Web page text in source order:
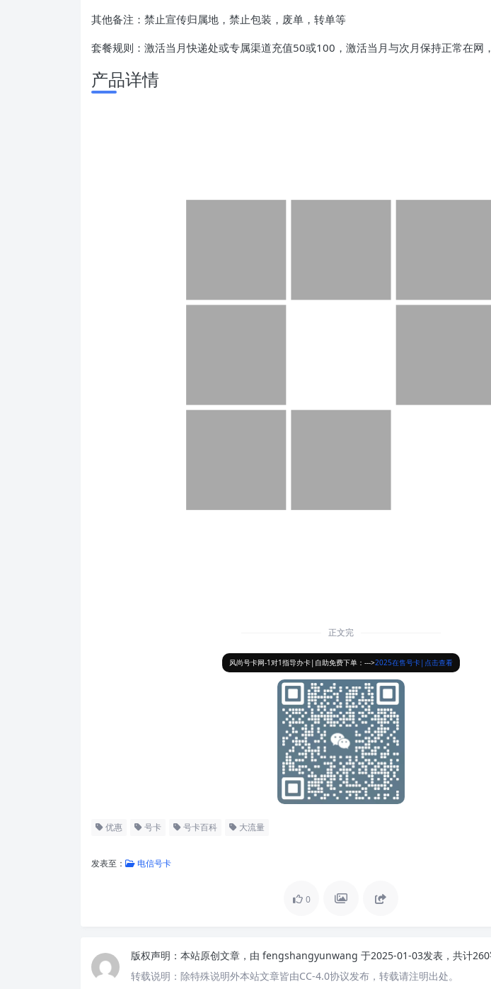
其他备注：禁止宣传归属地，禁止包装，废单，转单等
套餐规则：激活当月快递处或专属渠道充值50或100，激活当月与次月保持正常在网，
产品详情